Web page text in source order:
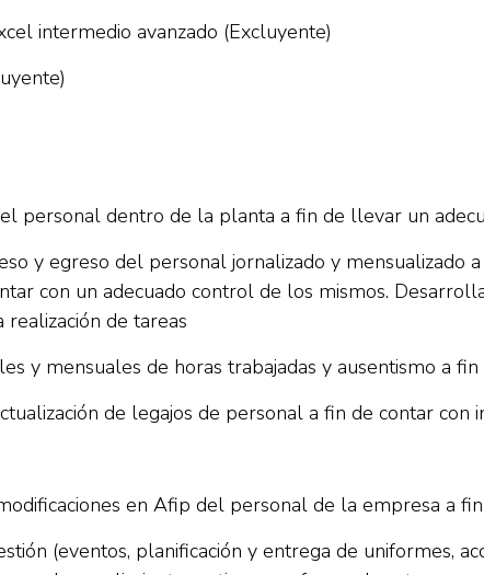
intermedio avanzado (Excluyente)
personal dentro de la planta a fin de llevar un
y egreso del personal jornalizado y mensualizado
con un adecuado control de los mismos.
de tareas
y mensuales de horas trabajadas y ausentismo a
de legajos de personal a fin de contar con
en Afip del personal de la empresa a
(eventos, planificación y entrega de uniformes,